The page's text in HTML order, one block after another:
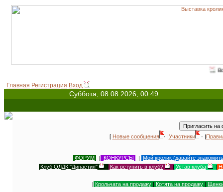
Всемирный
Главная Регистрация Вход
Суббота, 08.08.2026, 00:49
[ Новые сообщения · |Участники · |
ФОРУМ | КОНКУРСЫ | Мой кролик (давайте
Клуб ОЛДК "Династия"
| Как вступить в клуб? | Устав клуба |
| Крольчата на продажу | Котята на продажу |